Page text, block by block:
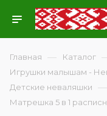
Главная — Каталог
Игрушки малышам -
Детские неваляшки —
Матрешка 5 в 1